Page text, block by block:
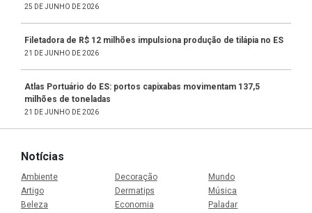
25 DE JUNHO DE 2026
Filetadora de R$ 12 milhões impulsiona produção de tilápia no ES
21 DE JUNHO DE 2026
Atlas Portuário do ES: portos capixabas movimentam 137,5
milhões de toneladas
21 DE JUNHO DE 2026
Notícias
Ambiente
Artigo
Beleza
Decoração
Dermatips
Economia
Mundo
Música
Paladar